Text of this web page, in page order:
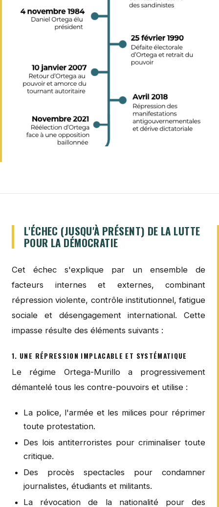
L'ÉCHEC (JUSQU'À PRÉSENT) DE LA LUTTE
POUR LA DÉMOCRATIE
Cet échec s'explique par un ensemble de
facteurs internes et externes, combinant
répression violente, contrôle institutionnel, fatigue
sociale et désengagement international. Cette
impasse résulte des éléments suivants :
1. UNE RÉPRESSION IMPLACABLE ET SYSTÉMATIQUE
Le régime Ortega-Murillo a progressivement
démantelé tous les contre-pouvoirs et utilise :
La police, l'armée et les milices pour réprimer
toute protestation.
Des lois antiterroristes pour criminaliser toute
critique.
Des procès spectacles pour condamner
journalistes, étudiants et militants.
La révocation de la nationalité pour des